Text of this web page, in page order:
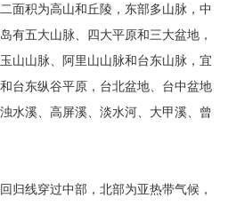
面积为高山和丘陵，东部多山脉，中
有五大山脉、四大平原和三大盆地，
山山脉、阿里山山脉和台东山脉，宜
台东纵谷平原，台北盆地、台中盆地
水溪、高屏溪、淡水河、大甲溪、曾
线穿过中部，北部为亚热带气候，